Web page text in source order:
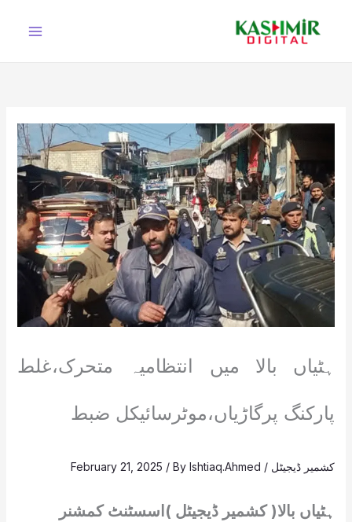
ہٹیاں بالا میں انتظامیہ متحرک،غلط
پارکنگ پرگاڑیاں،موٹرسائیکل ضبط
کشمیر ڈیجیٹل /
February 21, 2025 / ByIshtiaq.Ahmed
ہٹیاں بالا( کشمیر ڈیجیٹل )اسسٹنٹ کمشنر